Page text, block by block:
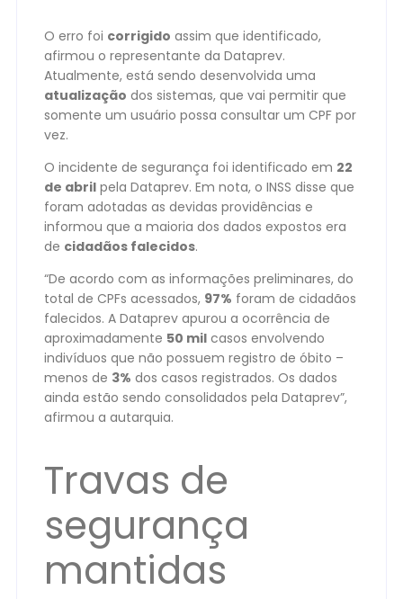
O erro foi corrigido assim que identificado,
afirmou o representante da Dataprev.
Atualmente, está sendo desenvolvida uma
atualização dos sistemas, que vai permitir que
somente um usuário possa consultar um CPF por
vez.
O incidente de segurança foi identificado em 22
de abril pela Dataprev. Em nota, o INSS disse que
foram adotadas as devidas providências e
informou que a maioria dos dados expostos era
de cidadãos falecidos.
“De acordo com as informações preliminares, do
total de CPFs acessados, 97% foram de cidadãos
falecidos. A Dataprev apurou a ocorrência de
aproximadamente 50 mil casos envolvendo
indivíduos que não possuem registro de óbito –
menos de 3% dos casos registrados. Os dados
ainda estão sendo consolidados pela Dataprev”,
afirmou a autarquia.
Travas de
segurança
mantidas